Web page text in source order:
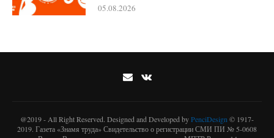
05.08.2026
@2019 - All Right Reserved. Designed and Developed byPenciDesign © 1917-
2019. Газета «Знамя труда» Свидетельство о регистрации СМИ ПИ № 5-0608